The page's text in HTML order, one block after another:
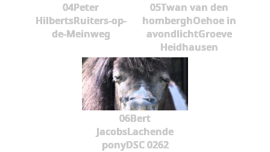
04Peter
HilbertsRuiters-op-
de-Meinweg
05Twan van den
homberghOehoe in
avondlichtGroeve
Heidhausen
06Bert
JacobsLachende
ponyDSC 0262